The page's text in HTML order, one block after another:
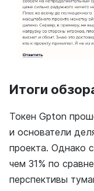
Итоги
Токен Gpton
и основатели
проекта. Однако
чем 31% по
перспективы